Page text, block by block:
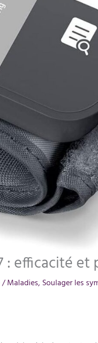
: efficacité et
/Maladies, Soulager les